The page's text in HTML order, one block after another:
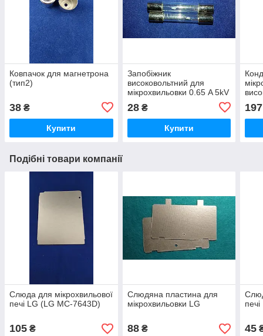
Ковпачок для магнетрона
(тип2)
38 ₴
Купити
Запобіжник
високовольтний для
мікрохвильовки 0.65 A 5kV
28₴
Купити
197
Подібні товари компанії
Слюда для мікрохвильової
печі LG (LG MC-7643D)
105 ₴
Слюдяна пластина для
мікрохвильовки LG
88₴ 45